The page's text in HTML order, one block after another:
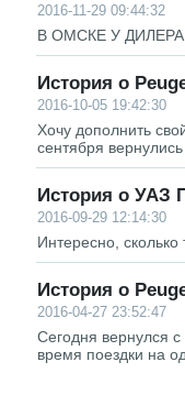
2016-11-29 09:44:32
В ОМСКЕ У
История о
2016-10-05 19:42:30
Хочу дополнить
сентября вернулись
История о УАЗ
2016-09-29 12:14:30
Интересно, сколько
История о
2016-04-27 23:52:47
Сегодня вернулся
время поездки на